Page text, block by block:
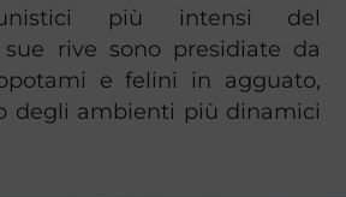
più intensi del
rive sono presidiate da
e felini in agguato,
degli ambienti più dinamici